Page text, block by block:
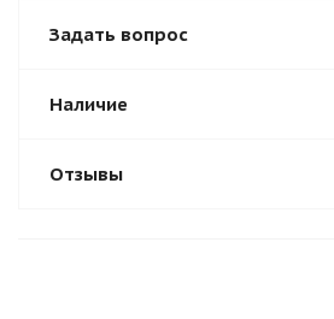
Задать вопрос
Наличие
Отзывы